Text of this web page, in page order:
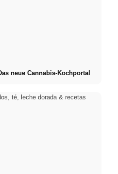
neue Cannabis-Kochportal